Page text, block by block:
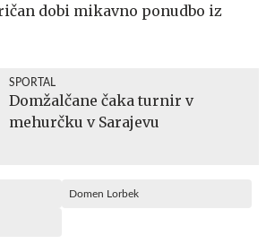
dobi mikavno ponudbo iz
SPORTAL
Domžalčane čaka turnir v
mehurčku v Sarajevu
Domen Lorbek